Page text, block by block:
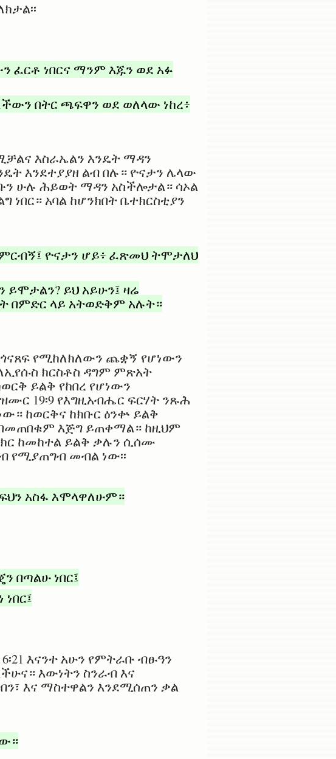
ፈርቶ ነበርና ማንም እጁን ወደ አፉ
በትር ጫፍዋን ወደ ወለላው ነከረ፥
እስራኤልን እንዴት ማዳን
እንደተያያዘ ልብ በሉ። ዮናታን ሌላው
ሁሉ ሕይወት ማዳን አስችሎታል። ሳኦል
አባል ከሆንክበት ቤተክርስቲያን
ዮናታን ሆይ፥ ፈጽመህ ትሞታለህ
ይህ አይሁን፤ ዛሬ
በምድር ላይ አትወድቅም አሉት።
የሚከለክለውን ጨቋኝ የሆነውን
ክርስቶስ ዳግም ምጽአት
ይልቅ የከበረ የሆነውን
19፡9 የእግዚአብሔር ፍርሃት ንጹሕ
ከወርቅና ከክቡር ዕንቍ ይልቅ
እጅግ ይጠቀማል። ከዚህም
ከመከተል ይልቅ ቃሉን ሲሰሙ
መብል ነው፡፡
አስፋ እሞላዋለሁም።
በጣልሁ ነበር፤
እናንተ አሁን የምትራቡ ብፁዓን
እውነትን ስንራብ እና
እና ማስተዋልን እንደሚሰጠን ቃል